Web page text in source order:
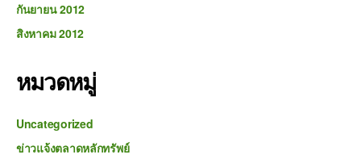
กันยายน 2012
สิงหาคม 2012
หมวดหมู่
Uncategorized
ข่าวแจ้งตลาดหลักทรัพย์